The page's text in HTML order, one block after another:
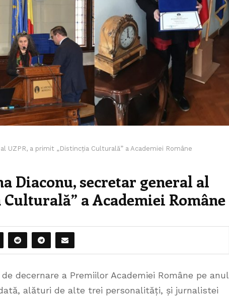
UZPR, a primit „Distincția Culturală” a Academiei Române
Diaconu, secretar general al
a Academiei Române
decernare a Premiilor Academiei Române pe anul
alături de alte trei personalități, și jurnalistei